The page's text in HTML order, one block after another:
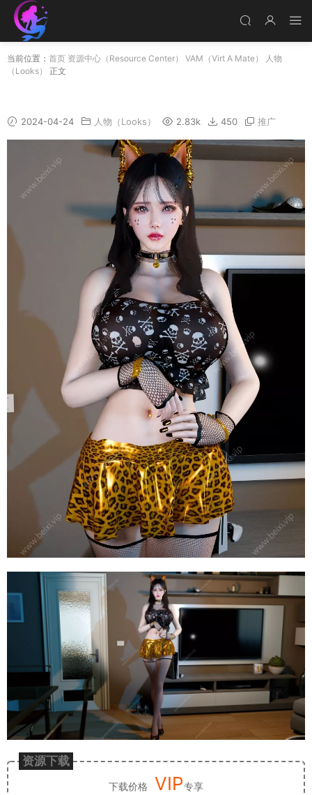
当前位置： 首页 资源中心（Resource Center） VAM（Virt A Mate）
人物
（Looks）
正文
2024-04-24 人物（Looks） 2.83k 450 推广
资源下载
下载价格 VIP专享